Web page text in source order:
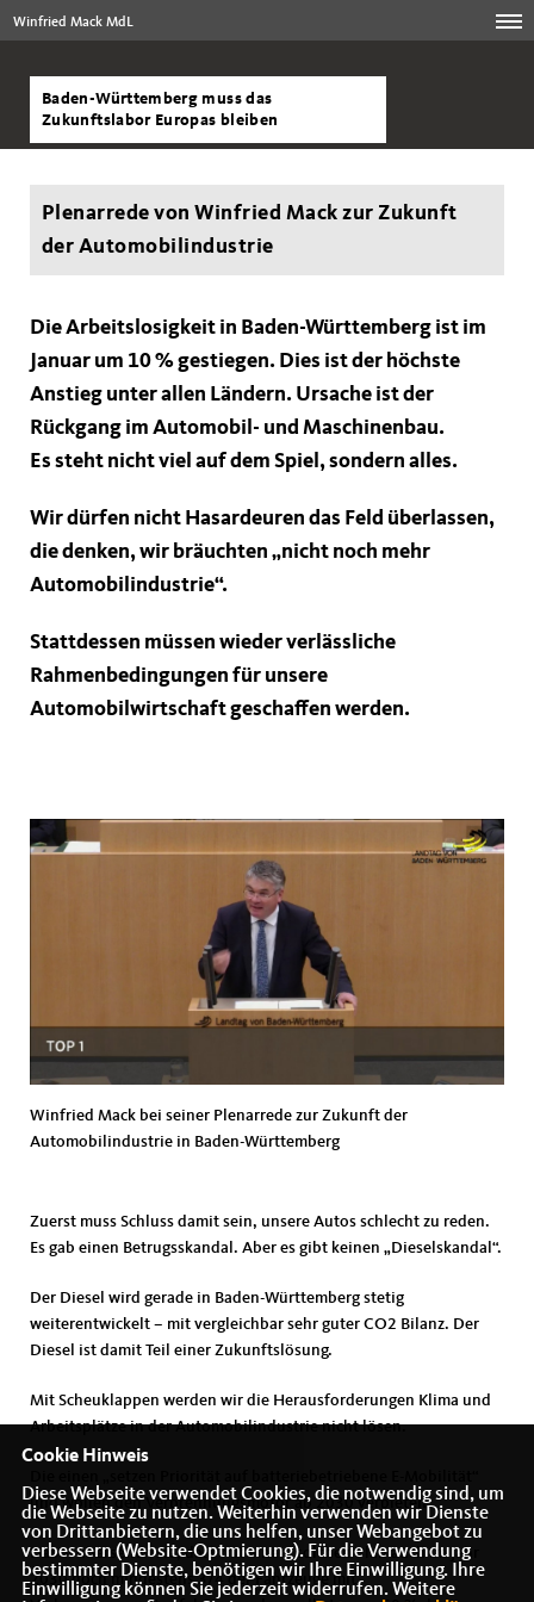
Winfried Mack MdL
Baden-Württemberg muss das
Zukunftslabor Europas bleiben
Plenarrede von Winfried Mack zur Zukunft
der Automobilindustrie
Die Arbeitslosigkeit in Baden-Württemberg ist im
Januar um 10 % gestiegen. Dies ist der höchste
Anstieg unter allen Ländern. Ursache ist der
Rückgang im Automobil- und Maschinenbau.
Es steht nicht viel auf dem Spiel, sondern alles.
Wir dürfen nicht Hasardeuren das Feld überlassen,
die denken, wir bräuchten „nicht noch mehr
Automobilindustrie“.
Stattdessen müssen wieder verlässliche
Rahmenbedingungen für unsere
Automobilwirtschaft geschaffen werden.
Winfried Mack bei seiner Plenarrede zur Zukunft der
Automobilindustrie in Baden-Württemberg
Zuerst muss Schluss damit sein, unsere Autos schlecht zu reden.
Es gab einen Betrugsskandal. Aber es gibt keinen „Dieselskandal“.
Der Diesel wird gerade in Baden-Württemberg stetig
weiterentwickelt – mit vergleichbar sehr guter CO2 Bilanz. Der
Diesel ist damit Teil einer Zukunftslösung.
Mit Scheuklappen werden wir die Herausforderungen Klima und
Arbeitsplätze in der Automobilindustrie nicht lösen.
und wollen den Verbrennungsmotor ab 2030 verbieten.
Dabei übersehen sie, dass mit einem solchen Plan auch im Jahr
2030 noch mindestens 3/4 der Fahrzeuge mit
Cookie Hinweis
Diese Webseite verwendet Cookies, die notwendig sind, um
die Webseite zu nutzen. Weiterhin verwenden wir Dienste
von Drittanbietern, die uns helfen, unser Webangebot zu
verbessern (Website-Optmierung). Für die Verwendung
bestimmter Dienste, benötigen wir Ihre Einwilligung. Ihre
Einwilligung können Sie jederzeit widerrufen. Weitere